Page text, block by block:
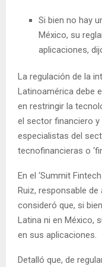
Si bien no hay
México, su
aplicaciones,
La regulación de la
Latinoamérica debe
en restringir la
el sector financiero
especialistas del
tecnofinancieras o
En el ‘Summit
Ruiz, responsable
consideró que, si
Latina ni en México,
en sus aplicaciones.
Detalló que, de